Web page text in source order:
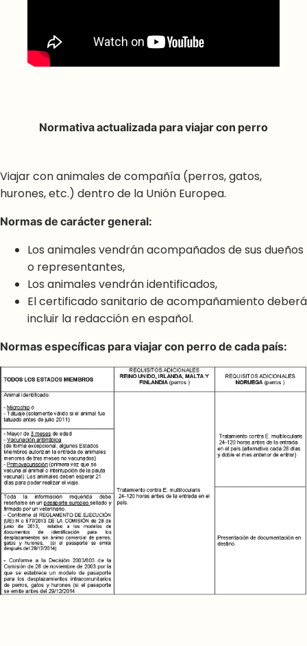
Normativa actualizada para viajar con perro
Viajar con animales de compañía (perros, gatos,
hurones, etc.) dentro de la Unión Europea.
Normas de carácter general:
Los animales vendrán acompañados de sus dueños
o representantes,
Los animales vendrán identificados,
El certificado sanitario de acompañamiento deberá
incluir la redacción en español.
Normas específicas para viajar con perro de cada país: